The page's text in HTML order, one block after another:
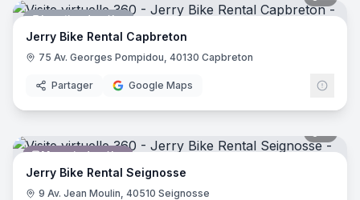
Location de vélos
Jerry Bike Rental Capbreton
75 Av. Georges Pompidou, 40130 Capbreton
Partager Google Maps
Magasin de vélos
Jerry Bike Rental Seignosse
9 Av. Jean Moulin, 40510 Seignosse